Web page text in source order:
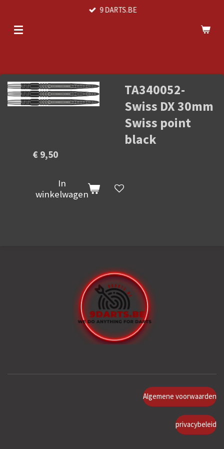
naar
9 DARTS.BE
TA340052-
Swiss DX 30mm
Swiss point
black
€ 9,50
In
winkelwagen
Algemene voorwaarden
privacybeleid